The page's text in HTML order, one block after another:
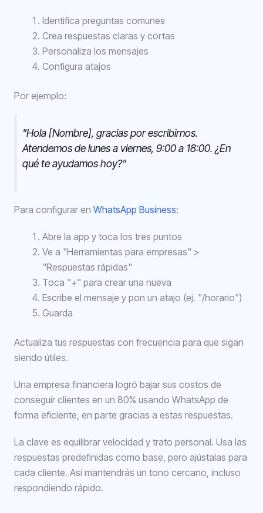
Identifica preguntas comunes
Crea respuestas claras y cortas
Personaliza los mensajes
Configura atajos
Por ejemplo:
"Hola [Nombre], gracias por escribirnos.
Atendemos de lunes a viernes, 9:00 a 18:00. ¿En
qué te ayudamos hoy?"
Para configurar en WhatsApp Business:
Abre la app y toca los tres puntos
Ve a "Herramientas para empresas" >
"Respuestas rápidas"
Toca "+" para crear una nueva
Escribe el mensaje y pon un atajo (ej. "/horario")
Guarda
Actualiza tus respuestas con frecuencia para que sigan
siendo útiles.
Una empresa financiera logró bajar sus costos de
conseguir clientes en un 80% usando WhatsApp de
forma eficiente, en parte gracias a estas respuestas.
La clave es equilibrar velocidad y trato personal. Usa las
respuestas predefinidas como base, pero ajústalas para
cada cliente. Así mantendrás un tono cercano, incluso
respondiendo rápido.